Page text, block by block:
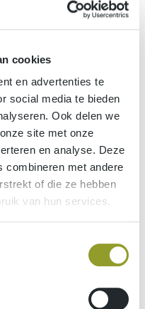
cookies
en advertenties te
social media te bieden
Ook delen we
site met onze
en analyse. Deze
combineren met andere
of die ze hebben
van hun services.
in verschillende
overheden,
profit organisaties,
kmo’s …
hinder voor uw lopende
voor, tijdens en na